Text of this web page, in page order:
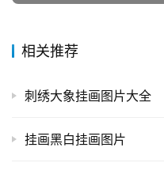
相关推荐
刺绣大象挂画图片大全
挂画黑白挂画图片